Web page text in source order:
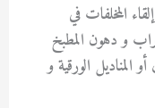
المخلفات في
و دهون المطبخ
المناديل الورقية و